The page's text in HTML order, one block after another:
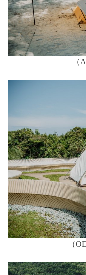
（
（